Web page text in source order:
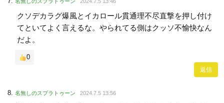
名無しのスプラトゥーン 2024.7.5 13:46
クソデカラグ爆風とイカロール貫通理不尽直撃を押し付け
てといてよく言えるな。やられてる側はクッソ不愉快なん
だよ。
0
返信
名無しのスプラトゥーン 2024.7.5 13:56